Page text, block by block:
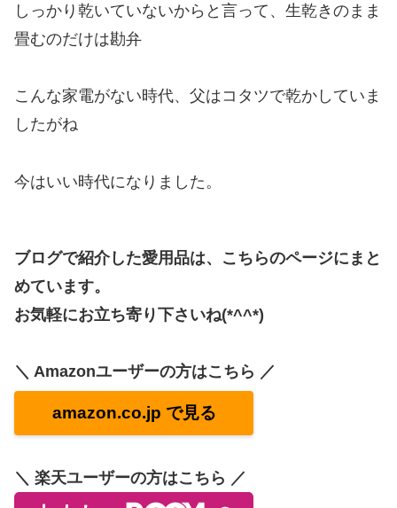
しっかり乾いていないからと言って、生乾きのまま
畳むのだけは勘弁
こんな家電がない時代、父はコタツで乾かしていま
したがね
今はいい時代になりました。
ブログで紹介した愛用品は、こちらのページにまと
めています。
お気軽にお立ち寄り下さいね(*^^*)
＼ Amazonユーザーの方はこちら ／
amazon.co.jp で見る
＼ 楽天ユーザーの方はこちら ／